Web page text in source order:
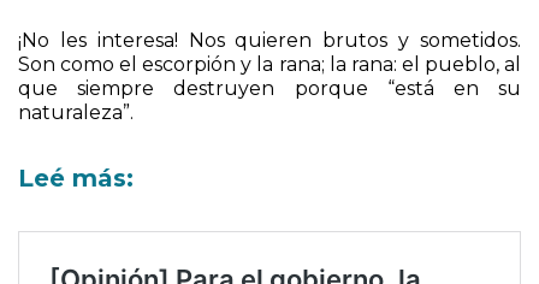
¡No les interesa! Nos quieren brutos y sometidos.
Son como el escorpión y la rana; la rana: el pueblo, al
que siempre destruyen porque “está en su
naturaleza”.
Leé más: